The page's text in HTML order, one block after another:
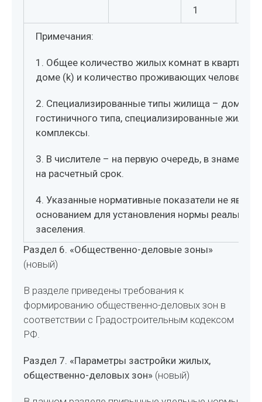
1
Примечания:
1. Общее количество жилых комнат в квартире
доме (k) и количество проживающих человек
2. Специализированные типы жилища – дома
гостиничного типа, специализированные жилые
комплексы.
3. В числителе – на первую очередь, в
на расчетный срок.
4. Указанные нормативные показатели не
основанием для установления нормы реального
заселения.
Раздел 6. «Общественно-деловые зоны»
(новый)
В разделе приведены требования к
формированию общественно-деловых зон в
соответствии с Градостроительным кодексом
РФ.
Раздел 7. «Параметры застройки жилых,
общественно-деловых зон» (новый)